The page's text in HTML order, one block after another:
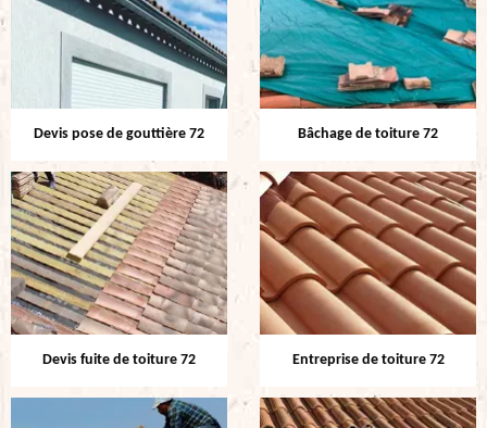
Devis pose de gouttière 72 Bâchage de toiture 72
Devis fuite de toiture 72 Entreprise de toiture 72